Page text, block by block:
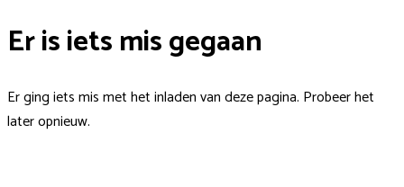
Er is iets mis gegaan
Er ging iets mis met het inladen van deze pagina. Probeer het
later opnieuw.